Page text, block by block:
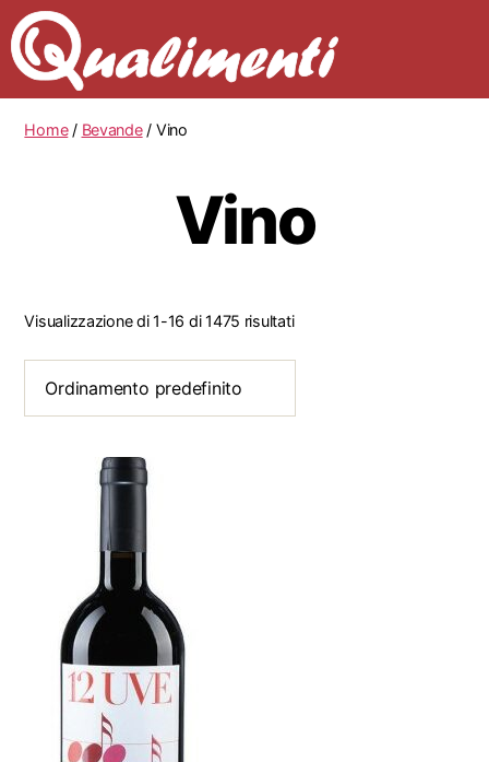
Home/ Bevande/ Vino
Vino
Visualizzazione di 1-16 di 1475 risultati